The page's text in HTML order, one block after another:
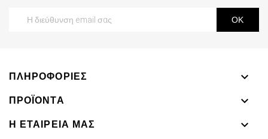
ΠΛΗΡΟΦΟΡΊΕΣ

ΠΡΟΪΌΝΤΑ

Η ΕΤΑΙΡΕΊΑ ΜΑΣ
